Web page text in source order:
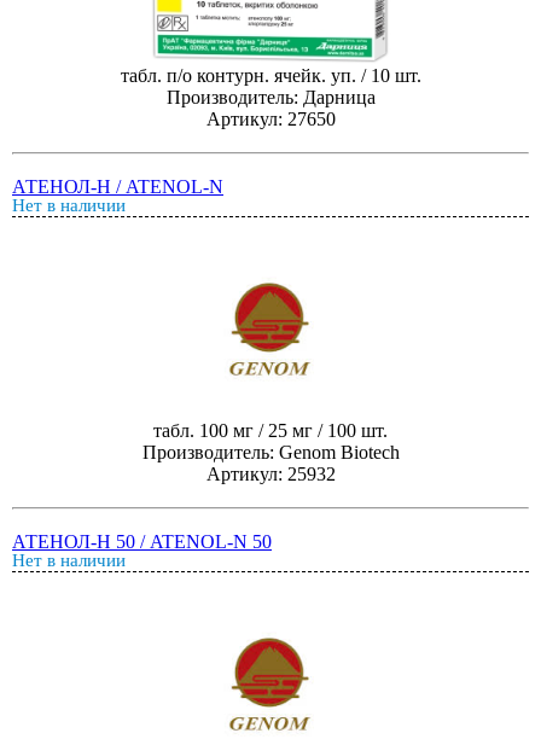
табл. п/о контурн. ячейк. уп. / 10 шт.
Производитель: Дарница
Артикул: 27650
АТЕНОЛ-Н / ATENOL-N
Нет в наличии
табл. 100 мг / 25 мг / 100 шт.
Производитель: Genom Biotech
Артикул: 25932
АТЕНОЛ-Н 50 / ATENOL-N 50
Нет в наличии